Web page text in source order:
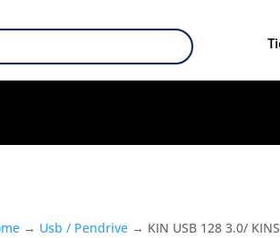
→ Usb / Pendrive→ KIN USB 128 3.0/